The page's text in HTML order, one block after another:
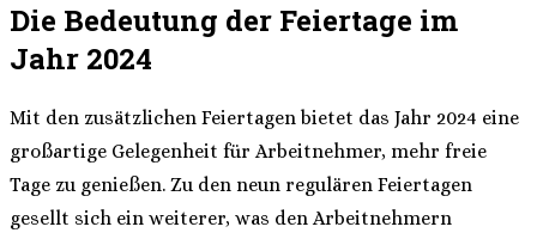
Die Bedeutung der Feiertage im
Jahr 2024
Mit den zusätzlichen Feiertagen bietet das Jahr 2024 eine
großartige Gelegenheit für Arbeitnehmer, mehr freie
Tage zu genießen. Zu den neun regulären Feiertagen
gesellt sich ein weiterer, was den Arbeitnehmern